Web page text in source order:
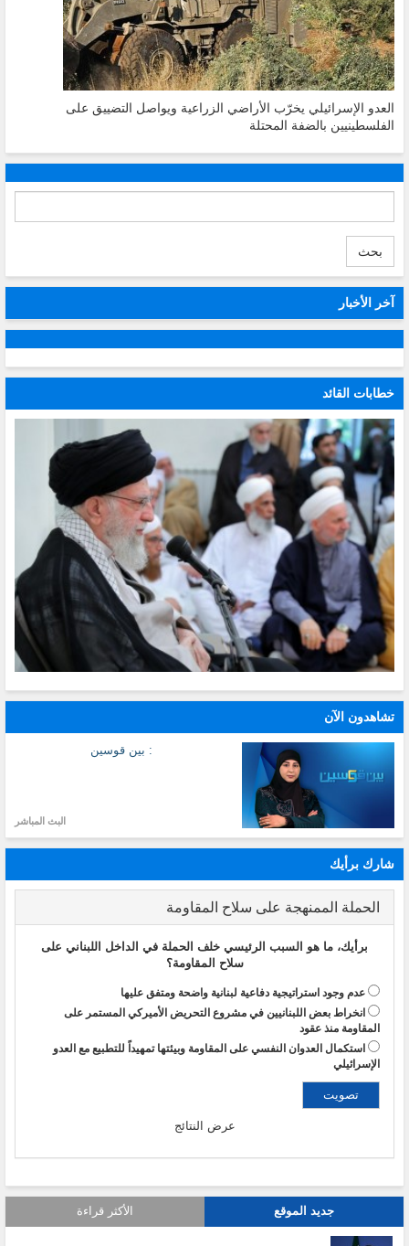
العدو الإسرائيلي يخرّب الأراضي الزراعية ويواصل التضييق على
الفلسطينيين بالضفة المحتلة
بحث
آخر الأخبار
خطابات القائد
تشاهدون الآن
: بين قوسين
البث المباشر
شارك برأيك
الحملة الممنهجة على سلاح المقاومة
برأيك، ما هو السبب الرئيسي خلف الحملة في الداخل اللبناني على
سلاح المقاومة؟
عدم وجود استراتيجية دفاعية لبنانية واضحة ومتفق عليها
انخراط بعض اللبنانيين في مشروع التحريض الأميركي المستمر على
المقاومة منذ عقود
استكمال العدوان النفسي على المقاومة وبيئتها تمهيداً للتطبيع مع العدو
الإسرائيلي
عرض النتائج
جديد الموقع الأكثر قراءة